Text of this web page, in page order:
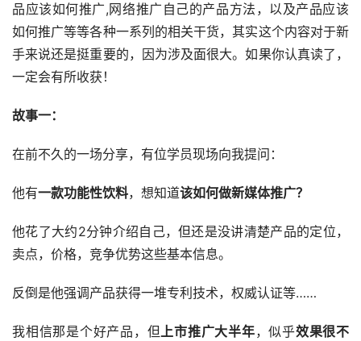
品应该如何推广,网络推广自己的产品方法，以及产品应该
如何推广等等各种一系列的相关干货，其实这个内容对于新
手来说还是挺重要的，因为涉及面很大。如果你认真读了，
一定会有所收获！
故事一：
在前不久的一场分享，有位学员现场向我提问：
他有一款功能性饮料，想知道该如何做新媒体推广？
他花了大约2分钟介绍自己，但还是没讲清楚产品的定位，
卖点，价格，竞争优势这些基本信息。
反倒是他强调产品获得一堆专利技术，权威认证等……
我相信那是个好产品，但上市推广大半年，似乎效果很不